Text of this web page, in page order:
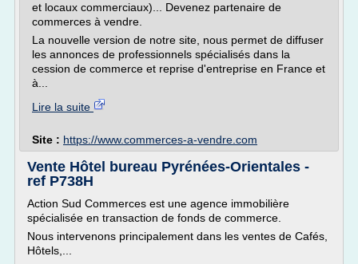
et locaux commerciaux)... Devenez partenaire de
commerces à vendre.
La nouvelle version de notre site, nous permet de diffuser
les annonces de professionnels spécialisés dans la
cession de commerce et reprise d'entreprise en France et
à...
Lire la suite
Site : https://www.commerces-a-vendre.com
Vente Hôtel bureau Pyrénées-Orientales -
ref P738H
Action Sud Commerces est une agence immobilière
spécialisée en transaction de fonds de commerce.
Nous intervenons principalement dans les ventes de Cafés,
Hôtels,...